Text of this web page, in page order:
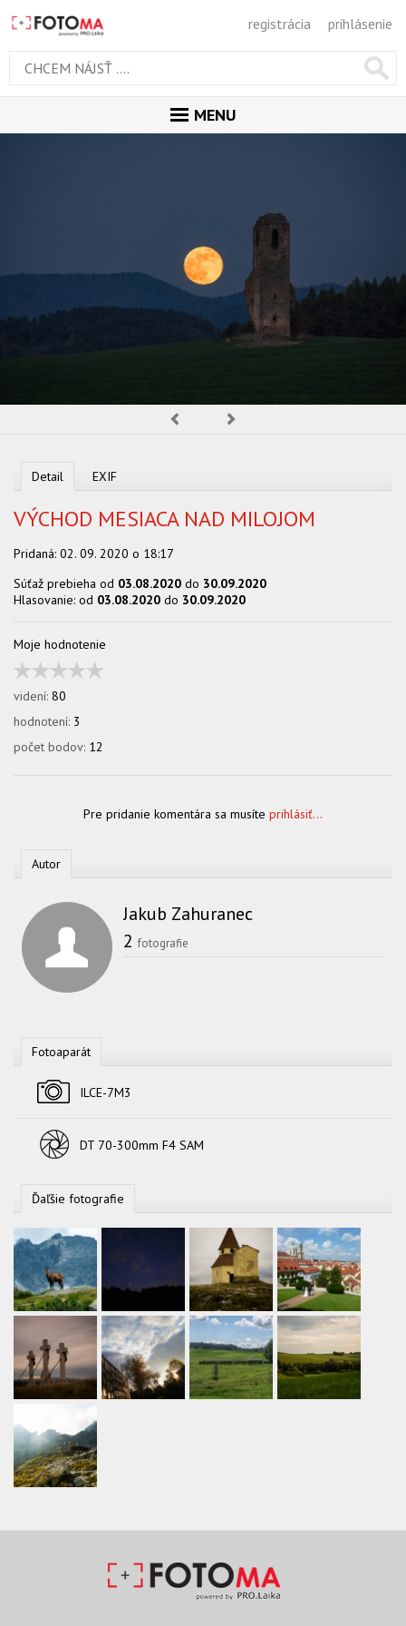
registrácia prihlásenie
MENU
PORADŇA
SÚŤAŽE
KALENDÁR AKCIÍ
OBCHOD
Detail EXIF
VÝCHOD MESIACA NAD MILOJOM
Pridaná: 02. 09. 2020 o 18:17
Súťaž prebieha od 03.08.2020 do 30.09.2020
Hlasovanie: od 03.08.2020 do 30.09.2020
Moje hodnotenie
videní: 80
hodnotení: 3
počet bodov: 12
Pre pridanie komentára sa musíte prihlásiť...
Autor
Jakub Zahuranec
2 fotografie
Fotoaparát
ILCE-7M3
DT 70-300mm F4 SAM
Ďaľšie fotografie